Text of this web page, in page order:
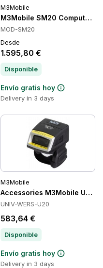
SM30
M3Mobile
M3Mobile SM20
MOD-SM20
Desde
1.595,80 €
Disponible
Envío gratis hoy
Delivery in 3 days
VUA-50
M3Mobile
Accessories M3Mobile UNIV-
UNIV-WERS-U20
583,64 €
Disponible
Envío gratis hoy
Delivery in 3 days